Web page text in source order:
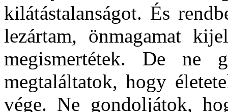
kilátástalanságot. És
lezártam, önmagamat
megismertétek. De ne
megtaláltatok, hogy
vége. Ne gondoljátok,